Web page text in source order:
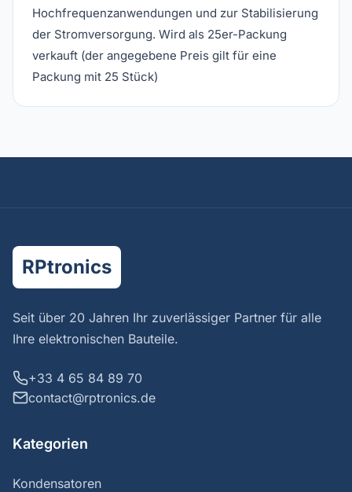
Hochfrequenzanwendungen und zur Stabilisierung
der Stromversorgung. Wird als 25er-Packung
verkauft (der angegebene Preis gilt für eine
Packung mit 25 Stück)
RPtronics
Seit über 20 Jahren Ihr zuverlässiger Partner für alle
Ihre elektronischen Bauteile.
+33 4 65 84 89 70
contact@rptronics.de
Kategorien
Kondensatoren